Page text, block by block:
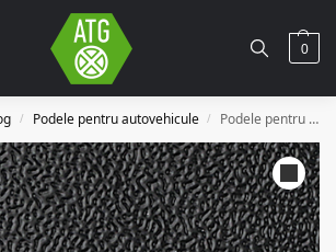
0
/ Podele pentru autovehicule / Podele pentru autovehicule 1/8